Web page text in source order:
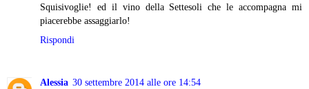
Squisivoglie! ed il vino della Settesoli che le accompagna mi
piacerebbe assaggiarlo!
Rispondi
Alessia 30 settembre 2014 alle ore 14:54